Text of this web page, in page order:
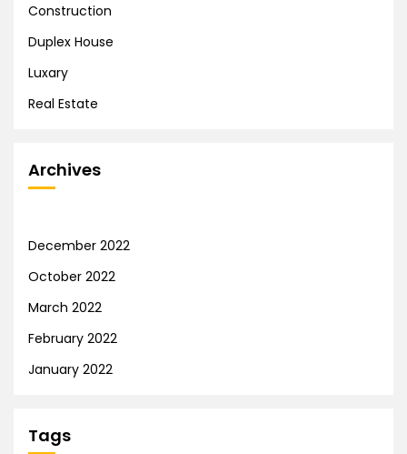
Construction
Duplex House
Luxary
Real Estate
Archives
December 2022
October 2022
March 2022
February 2022
January 2022
Tags